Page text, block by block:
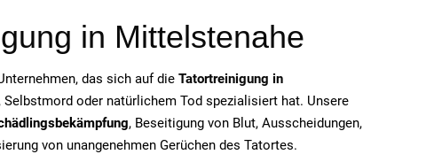
in Mittelstenahe
das sich auf die Tatortreinigung in
oder natürlichem Tod spezialisiert hat. Unsere
, Beseitigung von Blut, Ausscheidungen,
von unangenehmen Gerüchen des Tatortes.